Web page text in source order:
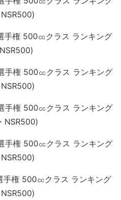
手権 500㏄クラス ランキング
手権 500㏄クラス ランキング
手権 500㏄クラス ランキング
NSR500)
手権 500㏄クラス ランキング
手権 500㏄クラス ランキング